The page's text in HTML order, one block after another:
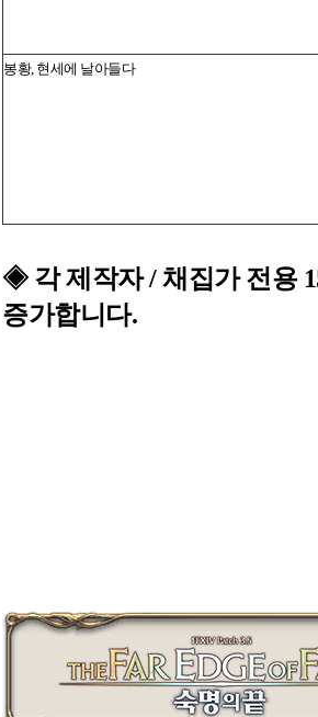
봉황, 현세에 날아들다
◈각 제작자 / 채집가 전용
증가합니다.